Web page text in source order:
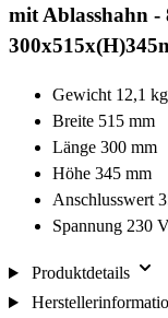
mit Ablasshahn -
Gewicht 12,1 kg
Breite 515 mm
Länge 300 mm
Höhe 345 mm
Anschlusswert
Spannung 230
Produktdetails